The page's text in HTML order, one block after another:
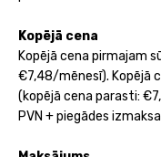
Kopējā cena
Kopējā cena pirmajam
€7,48/mēnesī). Kopējā
(kopējā cena parasti:
PVN + piegādes